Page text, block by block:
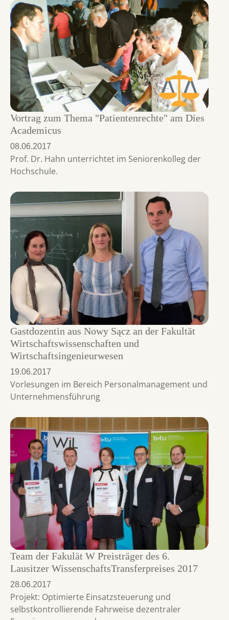
Vortrag zum Thema "Patientenrechte" am Dies
Academicus
08.06.2017
Prof. Dr. Hahn unterrichtet im Seniorenkolleg der
Hochschule.
Gastdozentin aus Nowy Sącz an der Fakultät
Wirtschaftswissenschaften und
Wirtschaftsingenieurwesen
19.06.2017
Vorlesungen im Bereich Personalmanagement und
Unternehmensführung
Team der Fakulät W Preisträger des 6.
Lausitzer WissenschaftsTransferpreises 2017
28.06.2017
Projekt: Optimierte Einsatzsteuerung und
selbstkontrollierende Fahrweise dezentraler